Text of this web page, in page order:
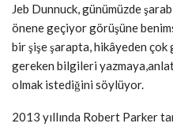
Jeb Dunnuck, günümüzde
önene geçiyor görüşüne
bir şişe şarapta, hikâyeden çok
gereken bilgileri
olmak istediğini söylüyor.
2013 yıllında Robert Parker